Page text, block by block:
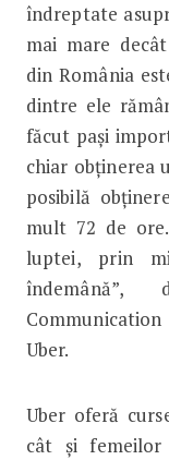
îndreptate
mai mare
din România
dintre ele
făcut pași
chiar obținerea
posibilă
mult 72 de
luptei, prin
îndemână”,
Uber.
Uber oferă
cât și femeilor